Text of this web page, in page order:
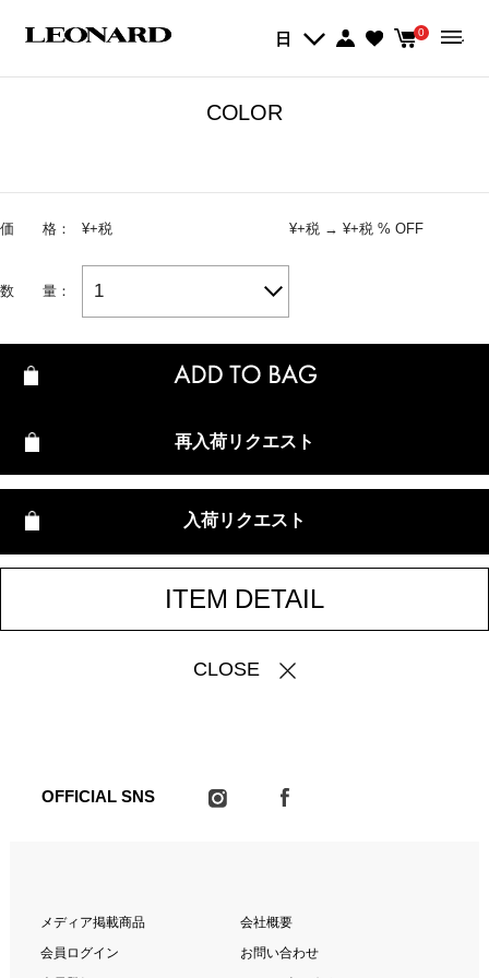
COLOR
価 格： ¥+税 ¥+税 → ¥+税 % OFF
数 量： 1
再入荷リクエスト
入荷リクエスト
ITEM DETAIL
CLOSE
日 0
OFFICIAL SNS
メディア掲載商品
会員ログイン
会社概要
お問い合わせ